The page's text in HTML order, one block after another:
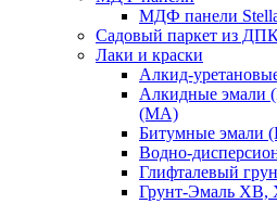
МДФ панели
Садовый паркет из
Лаки и краски
Алкид-
Алкидные эмали
(МА)
Битумные эмали
Водно-
Глифталевый
Грунт-Эмаль